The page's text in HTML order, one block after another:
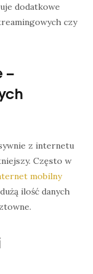
dodatkowe
czy
–
z internetu
Często w
mobilny
ilość danych